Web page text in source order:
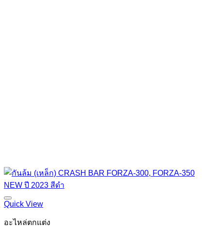
Quick View
อะไหล่ตกแต่ง